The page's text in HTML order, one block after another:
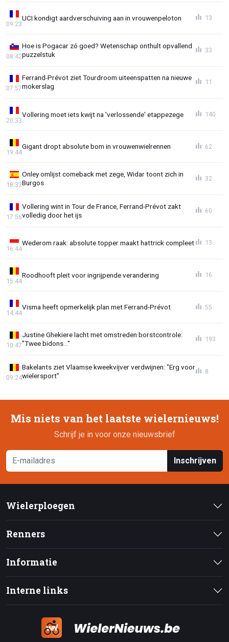
UCI kondigt aardverschuiving aan in vrouwenpeloton
09:23
13
Hoe is Pogacar zó goed? Wetenschap onthult opvallend
puzzelstuk
08:42
33
Ferrand-Prévot ziet Tourdroom uiteenspatten na nieuwe
mokerslag
07:57
11
Vollering moet iets kwijt na 'verlossende' etappezege
20:33
140
Gigant dropt absolute bom in vrouwenwielrennen
19:44
62
Onley omlijst comeback met zege, Widar toont zich in
Burgos
18:33
32
Vollering wint in Tour de France, Ferrand-Prévot zakt
volledig door het ijs
17:56
60
Wederom raak: absolute topper maakt hattrick compleet
16:44
13
Roodhooft pleit voor ingrijpende verandering
15:44
16
Visma heeft opmerkelijk plan met Ferrand-Prévot
14:44
55
Justine Ghekiere lacht met omstreden borstcontrole:
"Twee bidons..."
10:47
193
Bakelants ziet Vlaamse kweekvijver verdwijnen: "Erg voor
wielersport"
09:24
8
Mis niets van het laatste wielernieuws!
Schrijf je in voor onze nieuwsbrief
Inschrijven
Wielerploegen
Renners
Informatie
Interne links